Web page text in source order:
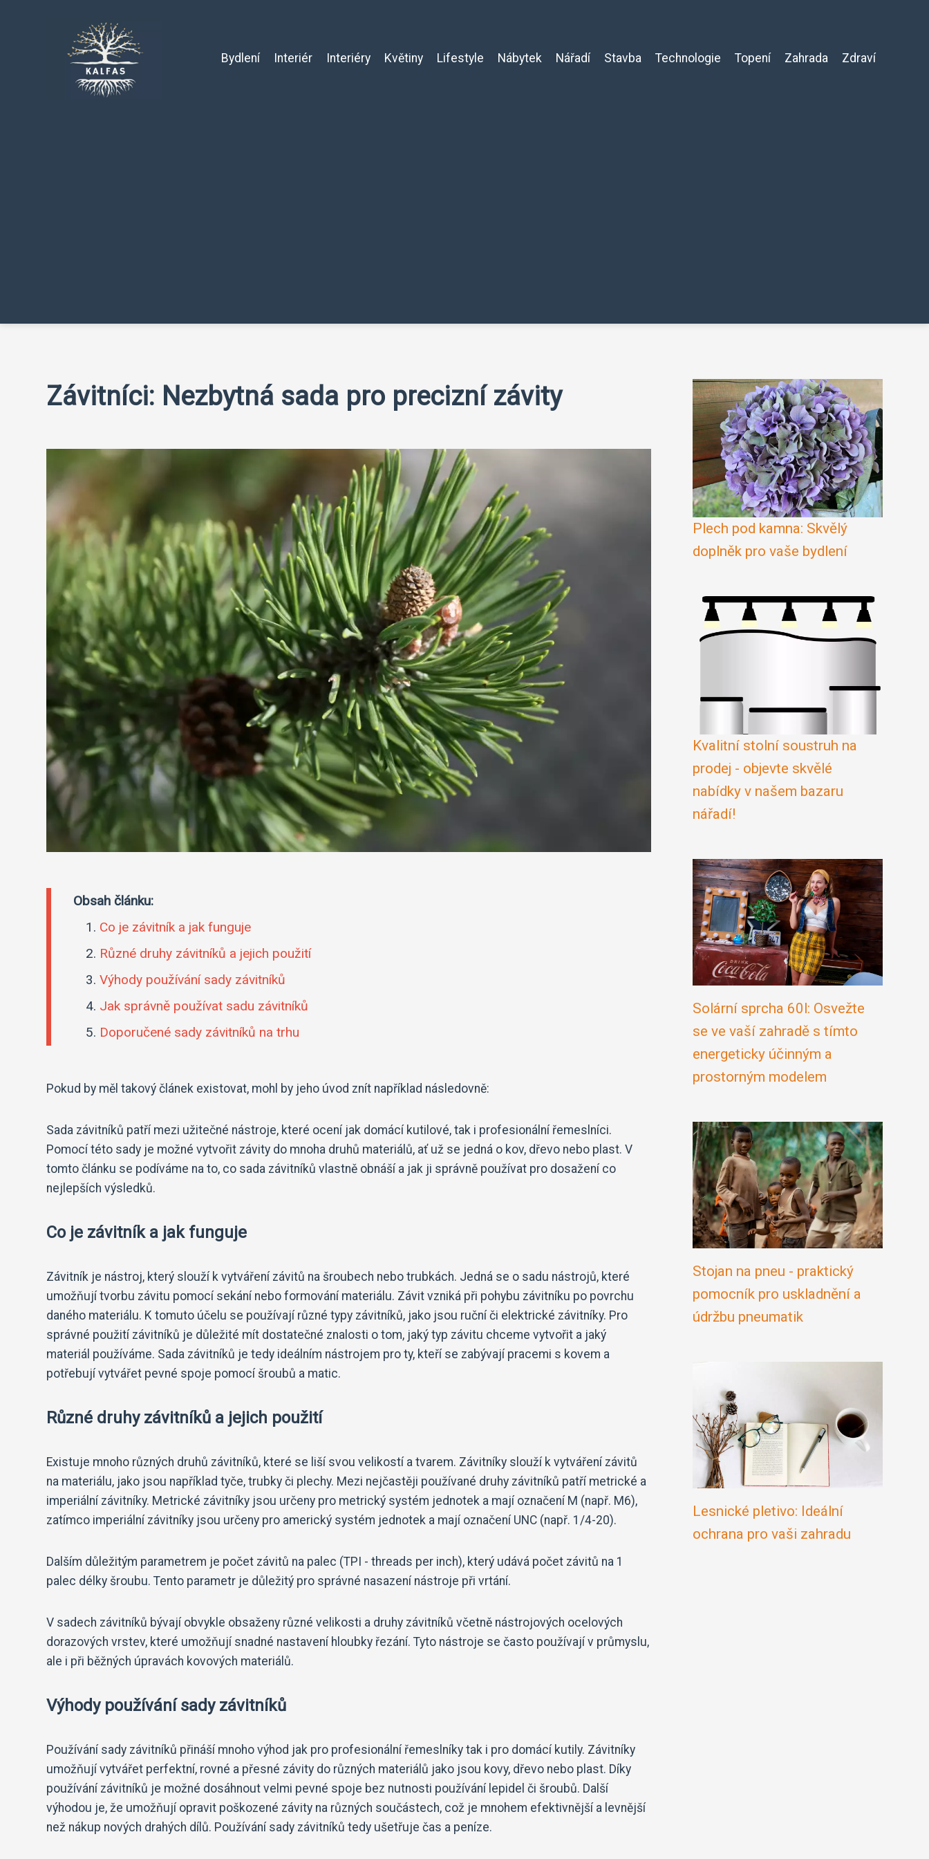
Bydlení Interiér Interiéry Květiny Lifestyle Nábytek Nářadí Stavba Technologie Topení Zahrada Zdraví
Závitníci: Nezbytná sada pro precizní závity
Obsah článku:
Co je závitník a jak funguje
Různé druhy závitníků a jejich použití
Výhody používání sady závitníků
Jak správně používat sadu závitníků
Doporučené sady závitníků na trhu
Pokud by měl takový článek existovat, mohl by jeho úvod znít například následovně:
Sada závitníků patří mezi užitečné nástroje, které ocení jak domácí kutilové, tak i profesionální řemeslníci.
Pomocí této sady je možné vytvořit závity do mnoha druhů materiálů, ať už se jedná o kov, dřevo nebo plast. V
tomto článku se podíváme na to, co sada závitníků vlastně obnáší a jak ji správně používat pro dosažení co
nejlepších výsledků.
Co je závitník a jak funguje
Závitník je nástroj, který slouží k vytváření závitů na šroubech nebo trubkách. Jedná se o sadu nástrojů, které
umožňují tvorbu závitu pomocí sekání nebo formování materiálu. Závit vzniká při pohybu závitníku po povrchu
daného materiálu. K tomuto účelu se používají různé typy závitníků, jako jsou ruční či elektrické závitníky. Pro
správné použití závitníků je důležité mít dostatečné znalosti o tom, jaký typ závitu chceme vytvořit a jaký
materiál používáme. Sada závitníků je tedy ideálním nástrojem pro ty, kteří se zabývají pracemi s kovem a
potřebují vytvářet pevné spoje pomocí šroubů a matic.
Různé druhy závitníků a jejich použití
Existuje mnoho různých druhů závitníků, které se liší svou velikostí a tvarem. Závitníky slouží k vytváření závitů
na materiálu, jako jsou například tyče, trubky či plechy. Mezi nejčastěji používané druhy závitníků patří metrické a
imperiální závitníky. Metrické závitníky jsou určeny pro metrický systém jednotek a mají označení M (např. M6),
zatímco imperiální závitníky jsou určeny pro americký systém jednotek a mají označení UNC (např. 1/4-20).
Dalším důležitým parametrem je počet závitů na palec (TPI - threads per inch), který udává počet závitů na 1
palec délky šroubu. Tento parametr je důležitý pro správné nasazení nástroje při vrtání.
V sadech závitníků bývají obvykle obsaženy různé velikosti a druhy závitníků včetně nástrojových ocelových
dorazových vrstev, které umožňují snadné nastavení hloubky řezání. Tyto nástroje se často používají v průmyslu,
ale i při běžných úpravách kovových materiálů.
Výhody používání sady závitníků
Používání sady závitníků přináší mnoho výhod jak pro profesionální řemeslníky tak i pro domácí kutily. Závitníky
umožňují vytvářet perfektní, rovné a přesné závity do různých materiálů jako jsou kovy, dřevo nebo plast. Díky
používání závitníků je možné dosáhnout velmi pevné spoje bez nutnosti používání lepidel či šroubů. Další
výhodou je, že umožňují opravit poškozené závity na různých součástech, což je mnohem efektivnější a levnější
než nákup nových drahých dílů. Používání sady závitníků tedy ušetřuje čas a peníze.
Plech pod kamna: Skvělý
doplněk pro vaše bydlení
Kvalitní stolní soustruh na
prodej - objevte skvělé
nabídky v našem bazaru
nářadí!
Solární sprcha 60l: Osvežte
se ve vaší zahradě s tímto
energeticky účinným a
prostorným modelem
Stojan na pneu - praktický
pomocník pro uskladnění a
údržbu pneumatik
Lesnické pletivo: Ideální
ochrana pro vaši zahradu